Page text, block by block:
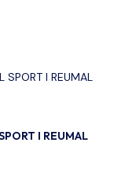
I REUMAL